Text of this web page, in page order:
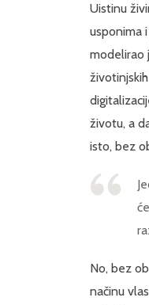
Uistinu
usponima
modelirao
životu, a
isto, bez
No, bez
načinu